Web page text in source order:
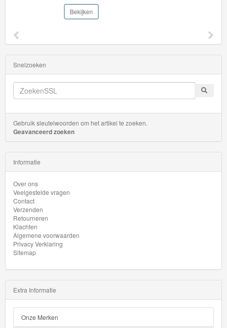
Snelzoeken
Gebruik sleutelwoorden om het artikel te zoeken.
Geavanceerd zoeken
Informatie
Over ons
Veelgestelde vragen
Contact
Verzenden
Retourneren
Klachten
Algemene voorwaarden
Privacy Verklaring
Sitemap
Extra Informatie
Onze Merken